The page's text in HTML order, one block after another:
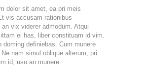
dolor sit amet, ea pri meis
vis accusam rationibus
an vix viderer admodum. Atqui
ei has, liber constituam id vim.
doming definiebas. Cum munere
nam simul oblique alterum, pri
id, usu an munere.